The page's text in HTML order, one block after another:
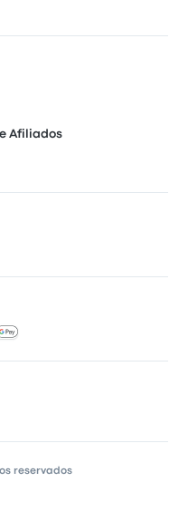
Afiliados
reservados